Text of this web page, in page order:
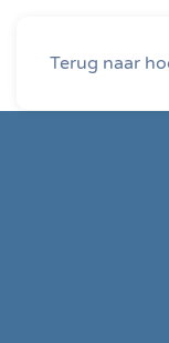
Terug naar